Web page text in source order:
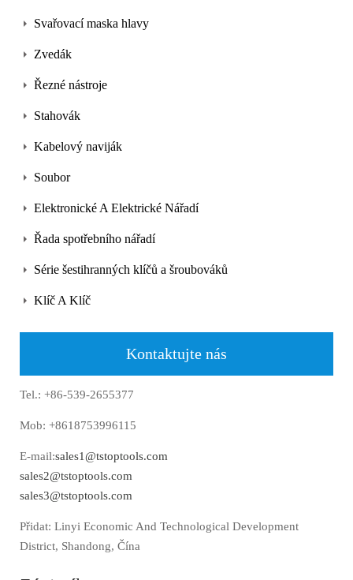
Svařovací maska hlavy
Zvedák
Řezné nástroje
Stahovák
Kabelový naviják
Soubor
Elektronické A Elektrické Nářadí
Řada spotřebního nářadí
Série šestihranných klíčů a šroubováků
Klíč A Klíč
Kontaktujte nás
Tel.: +86-539-2655377
Mob: +8618753996115
E-mail:sales1@tstoptools.com
sales2@tstoptools.com
sales3@tstoptools.com
Přidat: Linyi Economic And Technological Development
District, Shandong, Čína